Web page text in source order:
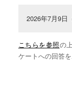
2026年7月9日
こちらを参照の
ケートへの回答を